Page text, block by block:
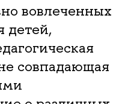
вовлеченных
детей,
совпадающая